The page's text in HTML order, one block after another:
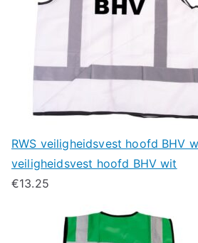
RWS veiligheidsvest hoofd BHV
veiligheidsvest hoofd BHV wit
€13.25